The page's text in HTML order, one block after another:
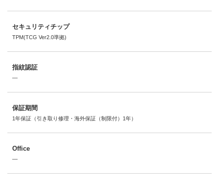
セキュリティチップ
TPM(TCG Ver2.0準拠)
指紋認証
―
保証期間
1年保証（引き取り修理・海外保証（制限付）1年）
Office
―